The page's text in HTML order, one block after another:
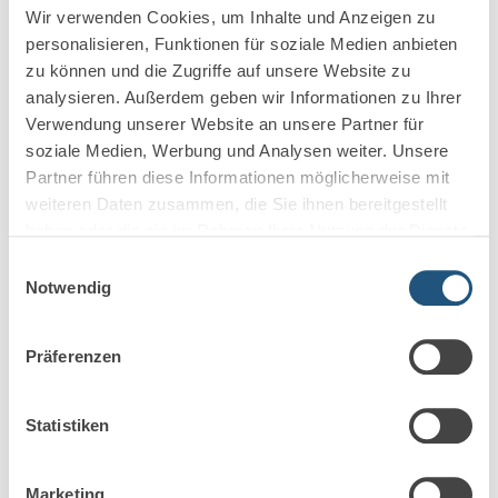
Wir verwenden Cookies, um Inhalte und Anzeigen zu
personalisieren, Funktionen für soziale Medien anbieten
zu können und die Zugriffe auf unsere Website zu
analysieren. Außerdem geben wir Informationen zu Ihrer
Verwendung unserer Website an unsere Partner für
soziale Medien, Werbung und Analysen weiter. Unsere
Partner führen diese Informationen möglicherweise mit
weiteren Daten zusammen, die Sie ihnen bereitgestellt
Notwendig
Präferenzen
Statistiken
Marketing
Berufshaftpflicht für Anwälte und
Steuerberater aus
Markel gibt das Geschäft mit Rechtsanwälten und
Steuerberatern auf Die Markel Corporation ist ein
seit 1930 bestehender US-Spezialversicherer für
gewerbliche…